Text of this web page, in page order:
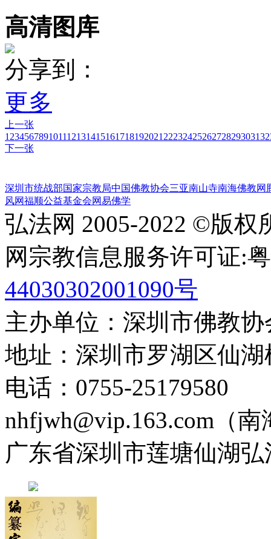
高清图库
分享到：
更多
上一张
1 23456789101112131415161718192021 2223242526272829303132
下一张
深圳市统战部国家宗教局中国佛教协会三亚南山寺南海佛教网
风网福顺公益基金会网易佛学
弘法网 2005-2022 ©版权
网宗教信息服务许可证:
44030302001090号
主办单位：深圳市佛教
地址：深圳市罗湖区仙
电话：0755-25179580
nhfjwh@vip.163.com（南
广东省深圳市莲塘仙湖弘